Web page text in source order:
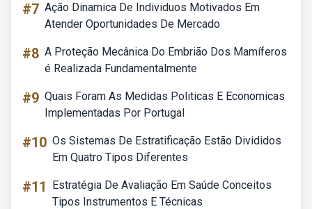
#7 Ação Dinamica De Individuos Motivados Em
Atender Oportunidades De Mercado
#8 A Proteção Mecânica Do Embrião Dos Mamíferos
é Realizada Fundamentalmente
#9 Quais Foram As Medidas Politicas E Economicas
Implementadas Por Portugal
#10 Os Sistemas De Estratificação Estão Divididos
Em Quatro Tipos Diferentes
#11
Estratégia De Avaliação Em Saúde Conceitos
Tipos Instrumentos E Técnicas